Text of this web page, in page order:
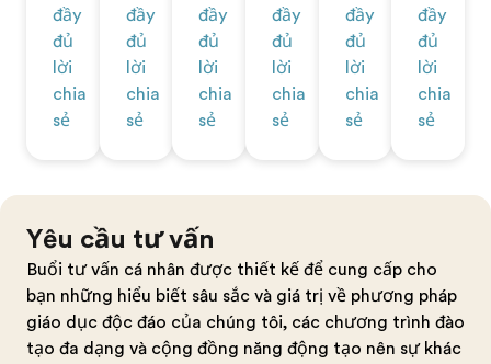
đầy
đủ
lời
chia
sẻ
đầy
đủ
lời
chia
sẻ
đầy
đủ
lời
chia
sẻ
đầy
đủ
lời
chia
sẻ
đầy
đủ
lời
chia
sẻ
đầy
đủ
lời
chia
sẻ
Yêu cầu tư vấn
Buổi tư vấn cá nhân được thiết kế để cung cấp cho
bạn những hiểu biết sâu sắc và giá trị về phương pháp
giáo dục độc đáo của chúng tôi, các chương trình đào
tạo đa dạng và cộng đồng năng động tạo nên sự khác